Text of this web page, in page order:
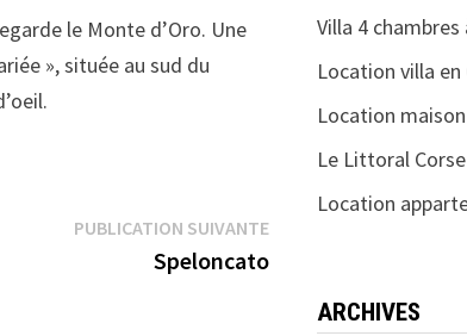
le Monte d’Oro. Une
», située au sud du
PUBLICATION SUIVANTEPublication
suivante :
Speloncato
Villa 4 chambres
Location villa en
Location
Le Littoral Corse
Location
ARCHIVES